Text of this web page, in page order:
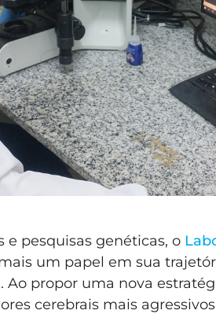
e pesquisas genéticas, o
um papel em sua
Ao propor uma nova
cerebrais mais